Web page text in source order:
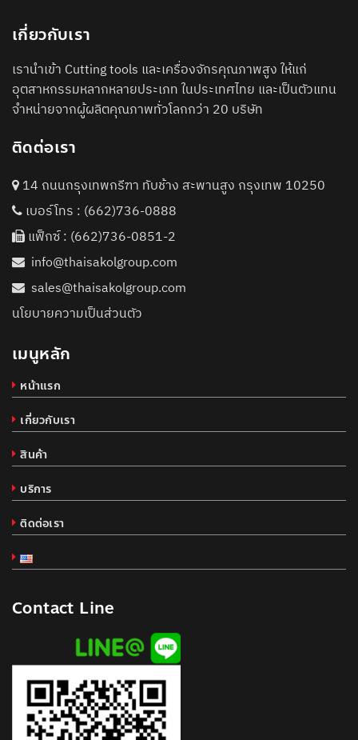
เกี่ยวกับเรา
เรานำเข้า Cutting tools และเครื่องจักรคุณภาพสูง ให้แก่
อุตสาหกรรมหลากหลายประเภท ในประเทศไทย และเป็นตัวแทน
จำหน่ายจากผู้ผลิตคุณภาพทั่วโลกกว่า 20 บริษัท
ติดต่อเรา
14 ถนนกรุงเทพกรีฑา ทับช้าง สะพานสูง กรุงเทพ 10250
เบอร์โทร : (662)736-0888
แฟ็กซ์ : (662)736-0851-2
info@thaisakolgroup.com
sales@thaisakolgroup.com
นโยบายความเป็นส่วนตัว
เมนูหลัก
หน้าแรก
เกี่ยวกับเรา
สินค้า
บริการ
ติดต่อเรา
Contact Line